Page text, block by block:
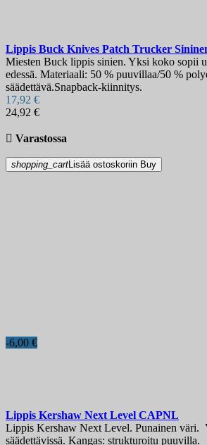
Lippis Buck Knives Patch Trucker
Miesten Buck lippis sinien. Yksi koko sopii
edessä. Materiaali: 50 % puuvillaa/50 %
säädettävä.Snapback-kiinnitys.
17,92 €
24,92 €
 Varastossa
shopping_cartLisää ostoskoriin Buy
-6,00 €
Lippis Kershaw Next Level CAPNL
Lippis Kershaw Next Level. Punainen väri.
säädettävissä. Kangas: strukturoitu puuvilla.